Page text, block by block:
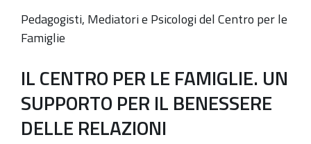
delle
relazioni"
2019-
04-
13T17:00:00+02:00
2019-
Pedagogisti, Mediatori e Psicologi del Centro per le
Famiglie
IL CENTRO PER LE FAMIGLIE. UN
SUPPORTO PER IL BENESSERE
DELLE RELAZIONI